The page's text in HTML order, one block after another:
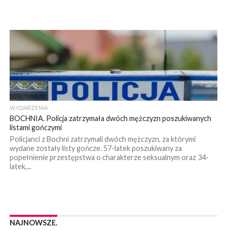
WYDARZENIA
BOCHNIA. Policja zatrzymała dwóch mężczyzn poszukiwanych
listami gończymi
Policjanci z Bochni zatrzymali dwóch mężczyzn, za którymi
wydane zostały listy gończe. 57-latek poszukiwany za
popełnienie przestępstwa o charakterze seksualnym oraz 34-
latek,...
NAJNOWSZE.